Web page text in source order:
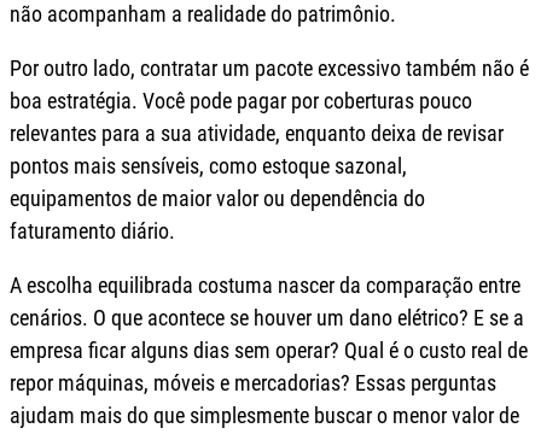
não acompanham a realidade do patrimônio.
Por outro lado, contratar um pacote excessivo também não é
boa estratégia. Você pode pagar por coberturas pouco
relevantes para a sua atividade, enquanto deixa de revisar
pontos mais sensíveis, como estoque sazonal,
equipamentos de maior valor ou dependência do
faturamento diário.
A escolha equilibrada costuma nascer da comparação entre
cenários. O que acontece se houver um dano elétrico? E se a
empresa ficar alguns dias sem operar? Qual é o custo real de
repor máquinas, móveis e mercadorias? Essas perguntas
ajudam mais do que simplesmente buscar o menor valor de